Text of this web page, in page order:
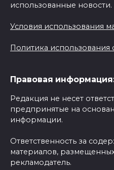
использованные новости.
Условия использования
Политика использования
Правовая
Редакция не несет
предпринятые на
информации.
Ответственность за
материалов,
рекламодатель.